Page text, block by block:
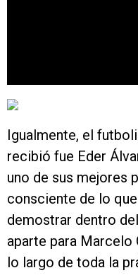
Igualmente, el
recibió fue Eder
uno de sus mejores
consciente de lo
demostrar dentro
aparte para Marcelo
lo largo de toda la